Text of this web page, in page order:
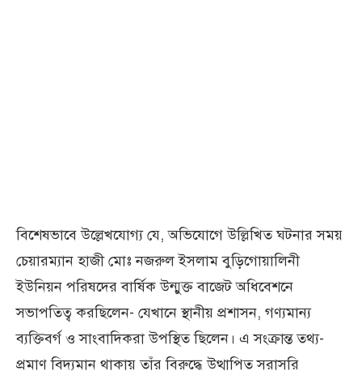
বিশেষভাবে উল্লেখযোগ্য যে, অভিযোগে উল্লিখিত ঘটনার সময়
চেয়ারম্যান হাজী মোঃ নজরুল ইসলাম বুড়িগোয়ালিনী
ইউনিয়ন পরিষদের বার্ষিক উন্মুক্ত বাজেট অধিবেশনে
সভাপতিত্ব করছিলেন- যেখানে স্থানীয় প্রশাসন, গণ্যমান্য
ব্যক্তিবর্গ ও সাংবাদিকরা উপস্থিত ছিলেন। এ সংক্রান্ত তথ্য-
প্রমাণ বিদ্যমান থাকায় তাঁর বিরুদ্ধে উত্থাপিত সরাসরি